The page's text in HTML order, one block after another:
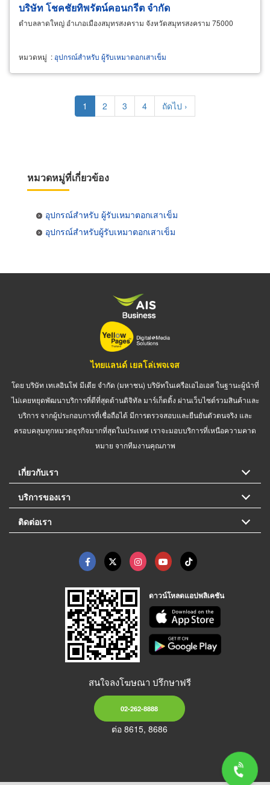
บริษัท โชคชัยทิพรัตน์คอนกรีต จำกัด
ตำบลลาดใหญ่ อำเภอเมืองสมุทรสงคราม จังหวัดสมุทรสงคราม 75000
หมวดหมู่ : อุปกรณ์สำหรับ ผู้รับเหมาตอกเสาเข็ม
Current
page
1 Page
2 Page
3 Page
4
Next
page
ถัดไป ›
หมวดหมู่ที่เกี่ยวข้อง
อุปกรณ์สำหรับ ผู้รับเหมาตอกเสาเข็ม
อุปกรณ์สำหรับผู้รับเหมาตอกเสาเข็ม
ไทยแลนด์ เยลโล่เพจเจส
โดย บริษัท เทเลอินโฟ มีเดีย จำกัด (มหาชน) บริษัทในเครือเอไอเอส ในฐานะผู้นำที่
ไม่เคยหยุดพัฒนาบริการที่ดีที่สุดด้านดิจิทัล มาร์เก็ตติ้ง ผ่านเว็บไซต์รวมสินค้าและ
บริการ จากผู้ประกอบการที่เชื่อถือได้ มีการตรวจสอบและยืนยันตัวตนจริง และ
ครอบคลุมทุกหมวดธุรกิจมากที่สุดในประเทศ เราจะมอบบริการที่เหนือความคาด
หมาย จากทีมงานคุณภาพ
เกี่ยวกับเรา
บริการของเรา
ติดต่อเรา
ดาวน์โหลดแอปพลิเคชัน
สนใจลงโฆษณา ปรึกษาฟรี
02-262-8888
ต่อ 8615, 8686